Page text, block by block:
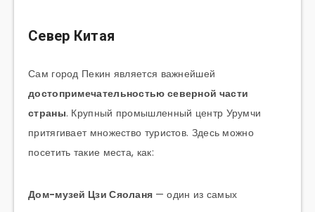
Север Китая
Сам город Пекин является важнейшей
достопримечательностью северной части
страны. Крупный промышленный центр Урумчи
притягивает множество туристов. Здесь можно
посетить такие места, как:
Дом-музей Цзи Сяоланя — один из самых